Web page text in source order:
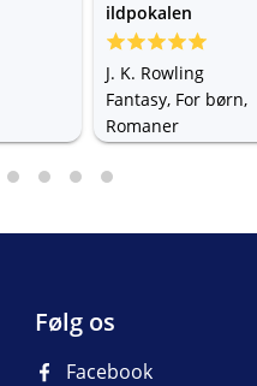
ildpokalen
J. K. Rowling
Fantasy, For børn,
Romaner
Følg os
Facebook